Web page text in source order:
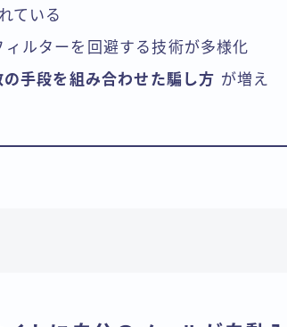
ている
ルターを回避する技術が多様化
の手段を組み合わせた騙し方 が増え